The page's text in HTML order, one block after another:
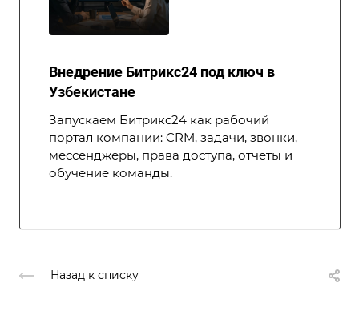
Внедрение Битрикс24 под ключ в
Узбекистане
Запускаем Битрикс24 как рабочий
портал компании: CRM, задачи, звонки,
мессенджеры, права доступа, отчеты и
обучение команды.
Назад к списку